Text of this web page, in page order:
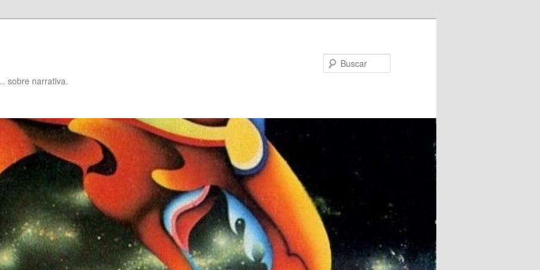
sobre narrativa.